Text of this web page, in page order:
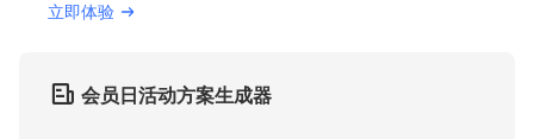
立即体验
会员日活动方案生成器